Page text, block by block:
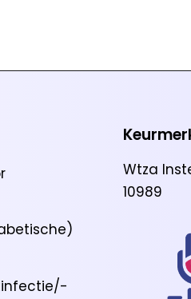
Wtza
10989